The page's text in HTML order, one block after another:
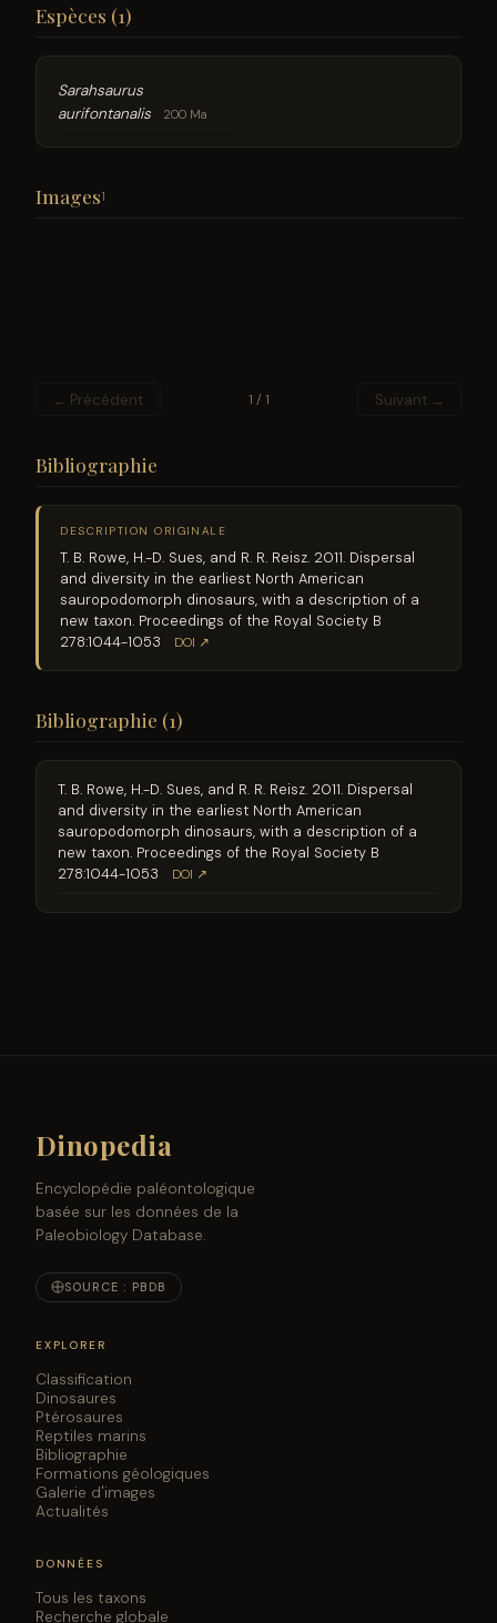
Espèces (1)
Sarahsaurus
aurifontanalis
200 Ma
Images1
← Précédent 1 / 1 Suivant →
Bibliographie
DESCRIPTION ORIGINALE
T. B. Rowe, H.-D. Sues, and R. R. Reisz. 2011. Dispersal
and diversity in the earliest North American
sauropodomorph dinosaurs, with a description of a
new taxon. Proceedings of the Royal Society B
278:1044-1053
DOI ↗
Bibliographie (1)
T. B. Rowe, H.-D. Sues, and R. R. Reisz. 2011. Dispersal
and diversity in the earliest North American
sauropodomorph dinosaurs, with a description of a
new taxon. Proceedings of the Royal Society B
278:1044-1053
DOI ↗
Dinopedia
Encyclopédie paléontologique
basée sur les données de la
Paleobiology Database.
SOURCE : PBDB
EXPLORER
Classification
Dinosaures
Ptérosaures
Reptiles marins
Bibliographie
Formations géologiques
Galerie d'images
Actualités
DONNÉES
Tous les taxons
Recherche globale